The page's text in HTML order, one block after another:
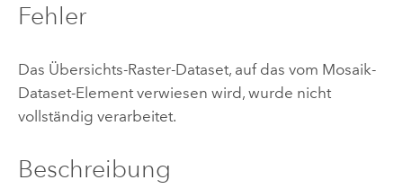
Fehler
Das Übersichts-Raster-Dataset, auf das vom Mosaik-
Dataset-Element verwiesen wird, wurde nicht
vollständig verarbeitet.
Beschreibung